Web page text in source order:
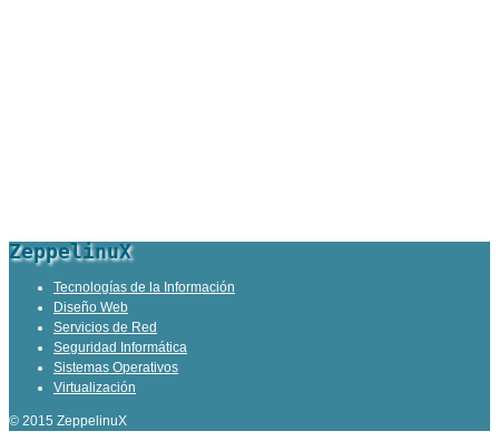
ZeppelinuX
Tecnologías de la Información
Diseño Web
Servicios de Red
Seguridad Informática
Sistemas Operativos
Virtualización
© 2015 ZeppelinuX